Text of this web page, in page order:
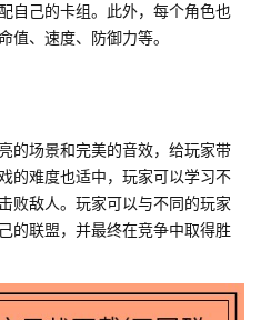
自己的卡组。此外，每个角色也
值、速度、防御力等。
的场景和完美的音效，给玩家带
的难度也适中，玩家可以学习不
败敌人。玩家可以与不同的玩家
的联盟，并最终在竞争中取得胜